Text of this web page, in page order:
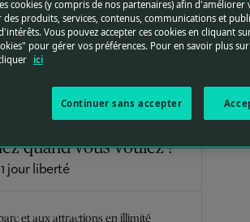
en achetant vos billets à l’avance.
des tarifs
quand vous voulez !
1 jour liberté
et aux attractions en illimité
cookies (y compris de nos partenaires) afin d'améliorer
produits, services, contenus, communications et
Vous pouvez accepter ces cookies en cliquant
pour gérer vos préférences. Pour en savoir plus
ici
Continuer sans accepter